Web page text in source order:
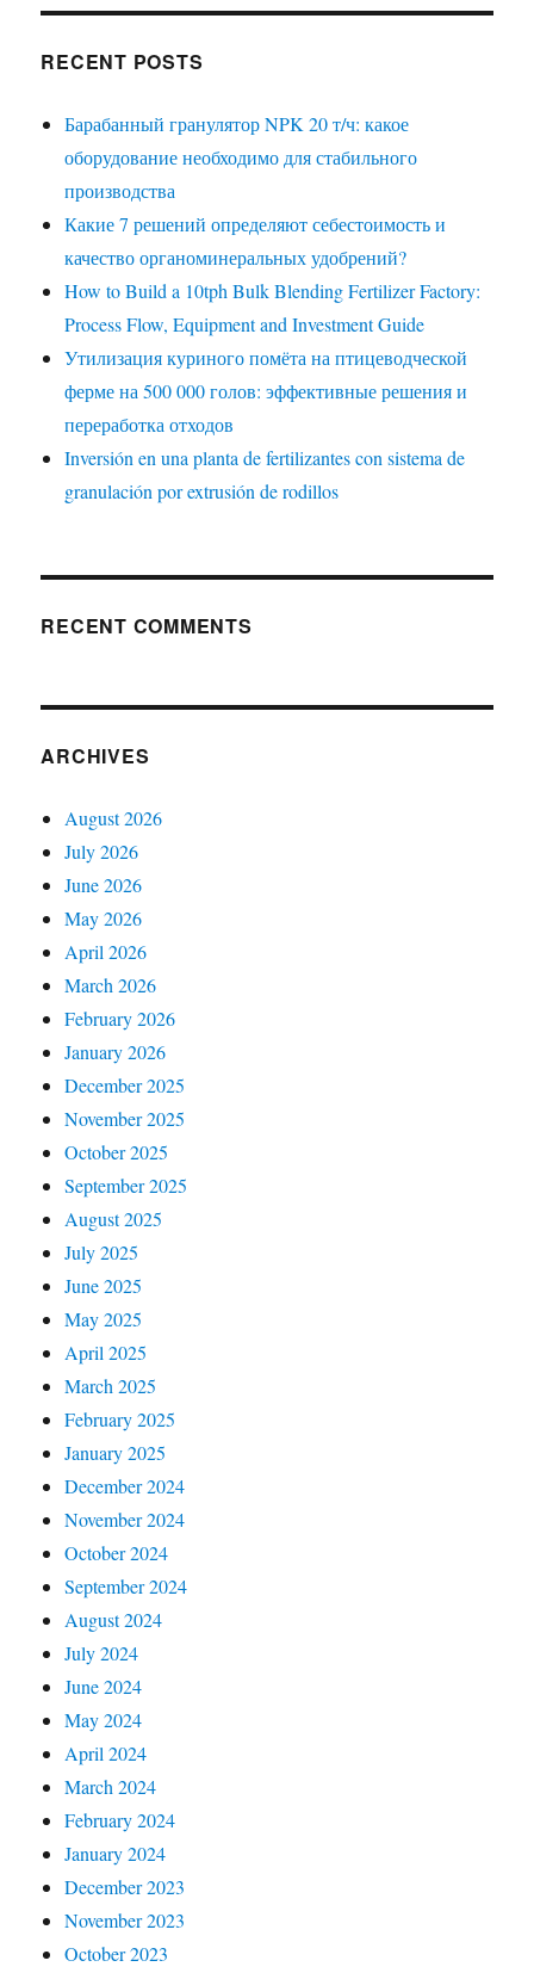
RECENT POSTS
Барабанный гранулятор NPK 20 т/ч: какое
оборудование необходимо для стабильного
производства
Какие 7 решений определяют себестоимость и
качество органоминеральных удобрений?
How to Build a 10tph Bulk Blending Fertilizer Factory:
Process Flow, Equipment and Investment Guide
Утилизация куриного помёта на птицеводческой
ферме на 500 000 голов: эффективные решения и
переработка отходов
Inversión en una planta de fertilizantes con sistema de
granulación por extrusión de rodillos
RECENT COMMENTS
ARCHIVES
August 2026
July 2026
June 2026
May 2026
April 2026
March 2026
February 2026
January 2026
December 2025
November 2025
October 2025
September 2025
August 2025
July 2025
June 2025
May 2025
April 2025
March 2025
February 2025
January 2025
December 2024
November 2024
October 2024
September 2024
August 2024
July 2024
June 2024
May 2024
April 2024
March 2024
February 2024
January 2024
December 2023
November 2023
October 2023